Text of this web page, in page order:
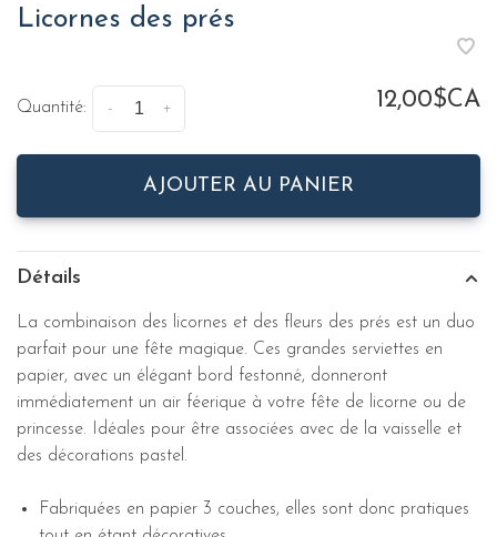
Licornes des prés
Quantité: +
- 12,00$CA
AJOUTER AU PANIER
Détails
La combinaison des licornes et des fleurs des prés est un duo
parfait pour une fête magique. Ces grandes serviettes en
papier, avec un élégant bord festonné, donneront
immédiatement un air féerique à votre fête de licorne ou de
princesse. Idéales pour être associées avec de la vaisselle et
des décorations pastel.
Fabriquées en papier 3 couches, elles sont donc pratiques